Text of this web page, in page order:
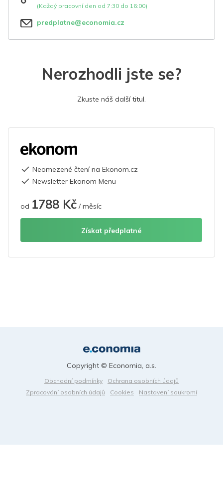
(Každý pracovní den od 7:30 do 16:00)
predplatne@economia.cz
Nerozhodli jste se?
Zkuste náš další titul.
Neomezené čtení na Ekonom.cz
Newsletter Ekonom Menu
od 1788 Kč / měsíc
Získat předplatné
Obchodní podmínky
Ochrana osobních údajů
Zpracování osobních údajů
Cookies Nastavení soukromí
Copyright © Economia, a.s.